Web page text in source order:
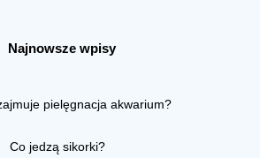
Najnowsze wpisy
pielęgnacja akwarium?
Co jedzą sikorki?